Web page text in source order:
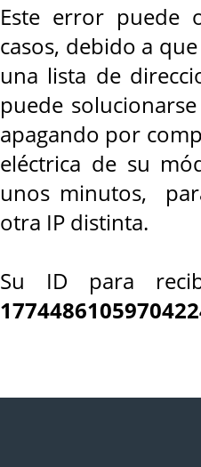
Este error puede
casos, debido a
una lista de
puede
apagando por
eléctrica de su
unos minutos,
otra IP distinta.
Su ID para